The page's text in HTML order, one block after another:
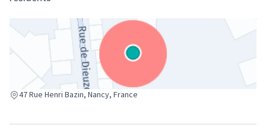
47 Rue Henri Bazin, Nancy, France
(Lien externe)